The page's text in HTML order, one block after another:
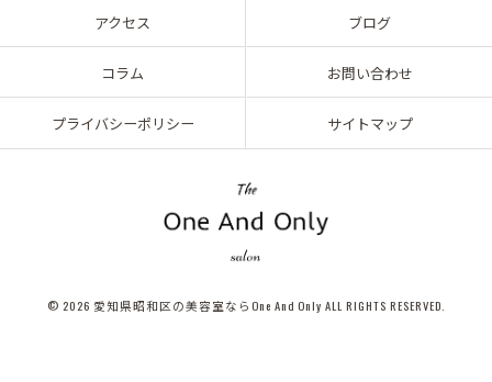
アクセス ブログ
コラム お問い合わせ
プライバシーポリシー サイトマップ
© 2026 愛知県昭和区の美容室ならOne And Only ALL RIGHTS RESERVED.